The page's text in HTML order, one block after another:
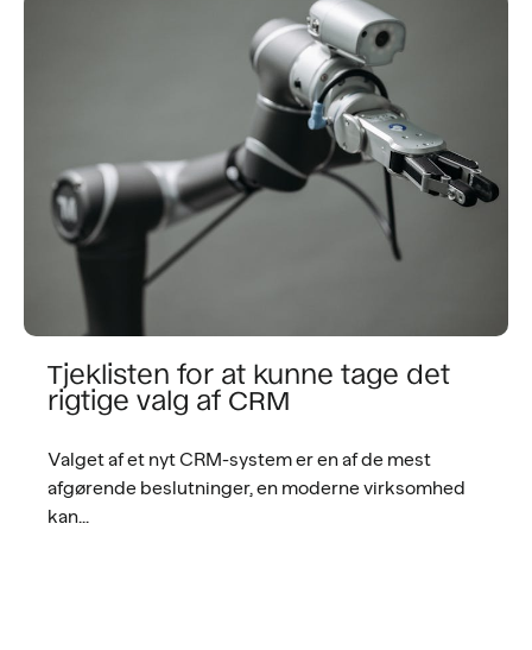
Tjeklisten for at kunne tage det
rigtige valg af CRM
Valget af et nyt CRM-system er en af de mest
afgørende beslutninger, en moderne virksomhed
kan...